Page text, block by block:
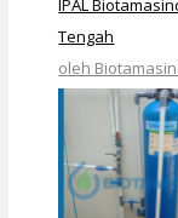
IPAL
Tengah
oleh